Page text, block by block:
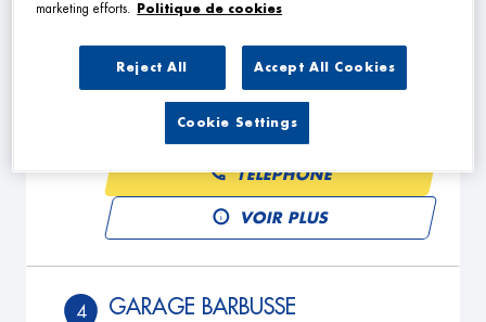
GARAGE DES COTEAUX 95
6 B Rue des Vedrines
95100 ARGENTEUIL
Fermé actuellement
TÉLÉPHONE
VOIR PLUS
4 GARAGE BARBUSSE
marketing efforts.
Politique de cookies
Reject All Accept All Cookies
Cookie Settings